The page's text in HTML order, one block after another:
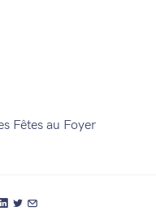
Fêtes au Foyer